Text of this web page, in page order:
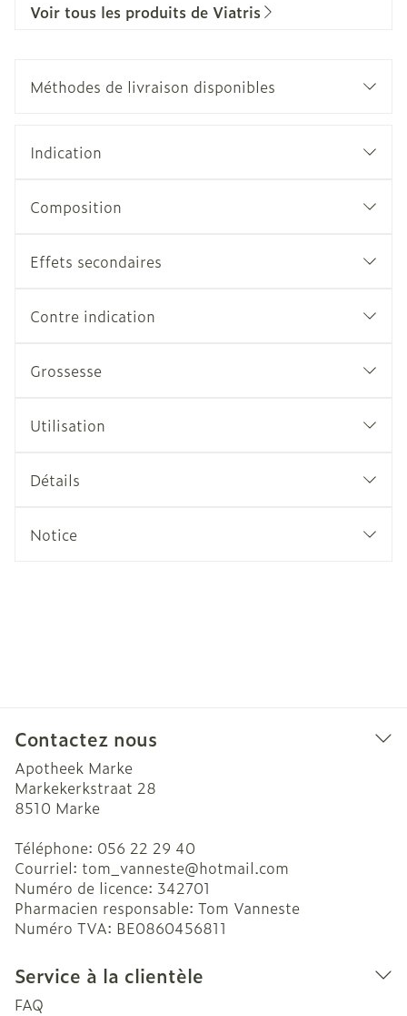
Voir tous les produits de Viatris
Méthodes de livraison disponibles
Indication
Composition
Effets secondaires
Contre indication
Grossesse
Utilisation
Détails
Notice
Contactez nous
Apotheek Marke
Markekerkstraat 28
8510 Marke
Téléphone: 056 22 29 40
Courriel: tom_vanneste@hotmail.com
Numéro de licence: 342701
Pharmacien responsable: Tom Vanneste
Numéro TVA: BE0860456811
Service à la clientèle
FAQ